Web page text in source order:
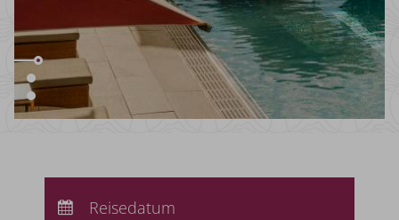
Abreise:keine Auswahl
Reisedatum